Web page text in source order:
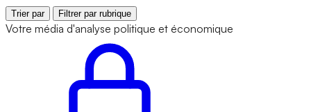
Trier par Filtrer par rubrique
Votre média d'analyse politique et économique